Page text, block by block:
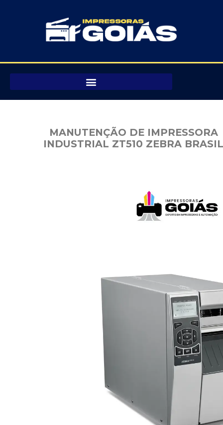
conteúdo
MANUTENÇÃO DE IMPRESSORA
INDUSTRIAL ZT510 ZEBRA BRASIL